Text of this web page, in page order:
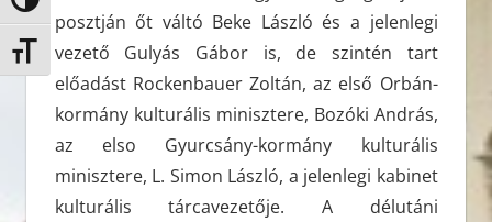
Betűméret váltása
posztján őt váltó Beke László és a jelenlegi
vezető Gulyás Gábor is, de szintén tart
előadást Rockenbauer Zoltán, az első Orbán-
kormány kulturális minisztere, Bozóki András,
az elso Gyurcsány-kormány kulturális
minisztere, L. Simon László, a jelenlegi kabinet
kulturális tárcavezetője. A délutáni